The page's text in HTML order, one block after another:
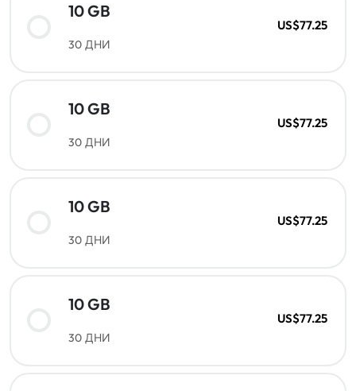
10 GB
30 ДНИ
US$77.25
10 GB
30 ДНИ
US$77.25
10 GB
30 ДНИ
US$77.25
10 GB
30 ДНИ
US$77.25